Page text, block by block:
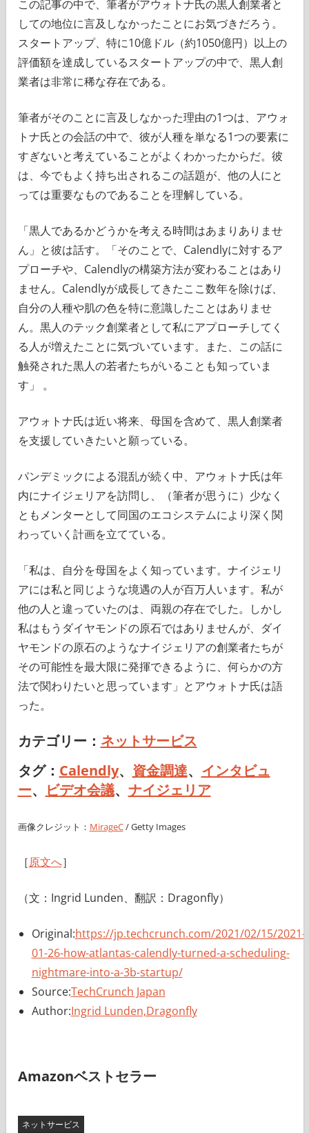
この記事の中で、筆者がアウォトナ氏の黒人創業者と
しての地位に言及しなかったことにお気づきだろう。
スタートアップ、特に10億ドル（約1050億円）以上の
評価額を達成しているスタートアップの中で、黒人創
業者は非常に稀な存在である。
筆者がそのことに言及しなかった理由の1つは、アウォ
トナ氏との会話の中で、彼が人種を単なる1つの要素に
すぎないと考えていることがよくわかったからだ。彼
は、今でもよく持ち出されるこの話題が、他の人にと
っては重要なものであることを理解している。
「黒人であるかどうかを考える時間はあまりありませ
ん」と彼は話す。「そのことで、Calendlyに対するア
プローチや、Calendlyの構築方法が変わることはあり
ません。Calendlyが成長してきたここ数年を除けば、
自分の人種や肌の色を特に意識したことはありませ
ん。黒人のテック創業者として私にアプローチしてく
る人が増えたことに気づいています。また、この話に
触発された黒人の若者たちがいることも知っていま
す」 。
アウォトナ氏は近い将来、母国を含めて、黒人創業者
を支援していきたいと願っている。
パンデミックによる混乱が続く中、アウォトナ氏は年
内にナイジェリアを訪問し、（筆者が思うに）少なく
ともメンターとして同国のエコシステムにより深く関
わっていく計画を立てている。
「私は、自分を母国をよく知っています。ナイジェリ
アには私と同じような境遇の人が百万人います。私が
他の人と違っていたのは、両親の存在でした。しかし
私はもうダイヤモンドの原石ではありませんが、ダイ
ヤモンドの原石のようなナイジェリアの創業者たちが
その可能性を最大限に発揮できるように、何らかの方
法で関わりたいと思っています」とアウォトナ氏は語
った。
カテゴリー： ネットサービス
タグ： Calendly、 資金調達、 インタビュ
ー、 ビデオ会議、 ナイジェリア
画像クレジット： MirageC/ Getty Images
［原文へ］
（文：Ingrid Lunden、翻訳：Dragonfly）
Original:https://jp.techcrunch.com/2021/02/15/2021-
01-26-how-atlantas-calendly-turned-a-scheduling-
nightmare-into-a-3b-startup/
Source:TechCrunch Japan
Author:Ingrid Lunden,Dragonfly
Amazonベストセラー
ネットサービス